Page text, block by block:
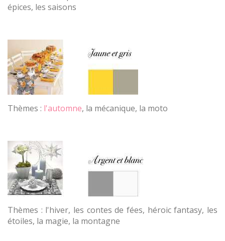
épices, les saisons
Thèmes : l'automne, la mécanique, la moto
Thèmes : l'hiver, les contes de fées, héroic fantasy, les
étoiles, la magie, la montagne